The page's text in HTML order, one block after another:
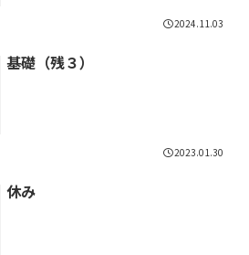
2024.11.03
基礎（残３）
2023.01.30
休み